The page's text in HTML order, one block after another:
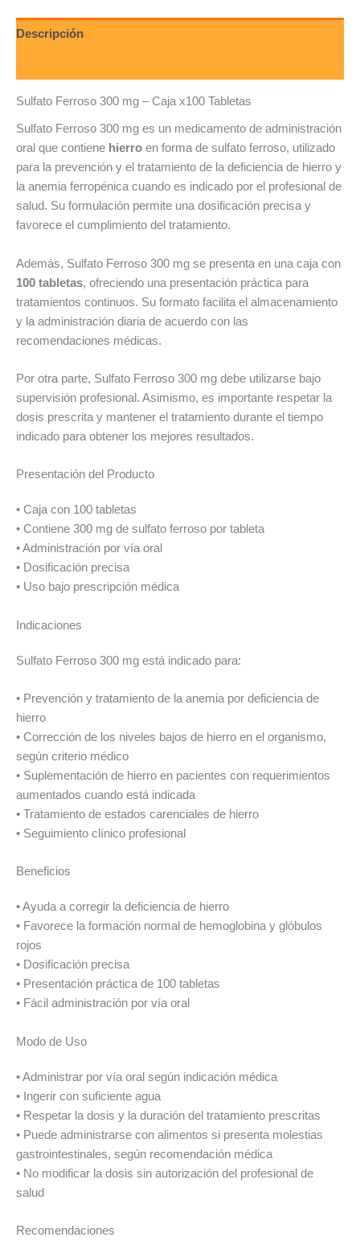
Descripción
Sulfato Ferroso 300 mg – Caja x100 Tabletas
Sulfato Ferroso 300 mg es un medicamento de administración
oral que contiene hierro en forma de sulfato ferroso, utilizado
para la prevención y el tratamiento de la deficiencia de hierro y
la anemia ferropénica cuando es indicado por el profesional de
salud. Su formulación permite una dosificación precisa y
favorece el cumplimiento del tratamiento.
Además, Sulfato Ferroso 300 mg se presenta en una caja con
100 tabletas, ofreciendo una presentación práctica para
tratamientos continuos. Su formato facilita el almacenamiento
y la administración diaria de acuerdo con las
recomendaciones médicas.
Por otra parte, Sulfato Ferroso 300 mg debe utilizarse bajo
supervisión profesional. Asimismo, es importante respetar la
dosis prescrita y mantener el tratamiento durante el tiempo
indicado para obtener los mejores resultados.
Presentación del Producto
• Caja con 100 tabletas
• Contiene 300 mg de sulfato ferroso por tableta
• Administración por vía oral
• Dosificación precisa
• Uso bajo prescripción médica
Indicaciones
Sulfato Ferroso 300 mg está indicado para:
• Prevención y tratamiento de la anemia por deficiencia de
hierro
• Corrección de los niveles bajos de hierro en el organismo,
según criterio médico
• Suplementación de hierro en pacientes con requerimientos
aumentados cuando está indicada
• Tratamiento de estados carenciales de hierro
• Seguimiento clínico profesional
Beneficios
• Ayuda a corregir la deficiencia de hierro
• Favorece la formación normal de hemoglobina y glóbulos
rojos
• Dosificación precisa
• Presentación práctica de 100 tabletas
• Fácil administración por vía oral
Modo de Uso
• Administrar por vía oral según indicación médica
• Ingerir con suficiente agua
• Respetar la dosis y la duración del tratamiento prescritas
• Puede administrarse con alimentos si presenta molestias
gastrointestinales, según recomendación médica
• No modificar la dosis sin autorización del profesional de
salud
Recomendaciones